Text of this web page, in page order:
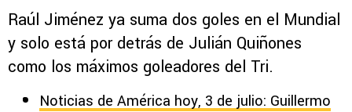
Raúl Jiménez ya suma dos goles en el Mundial
y solo está por detrás de Julián Quiñones
como los máximos goleadores del Tri.
Noticias de América hoy, 3 de julio: Guillermo